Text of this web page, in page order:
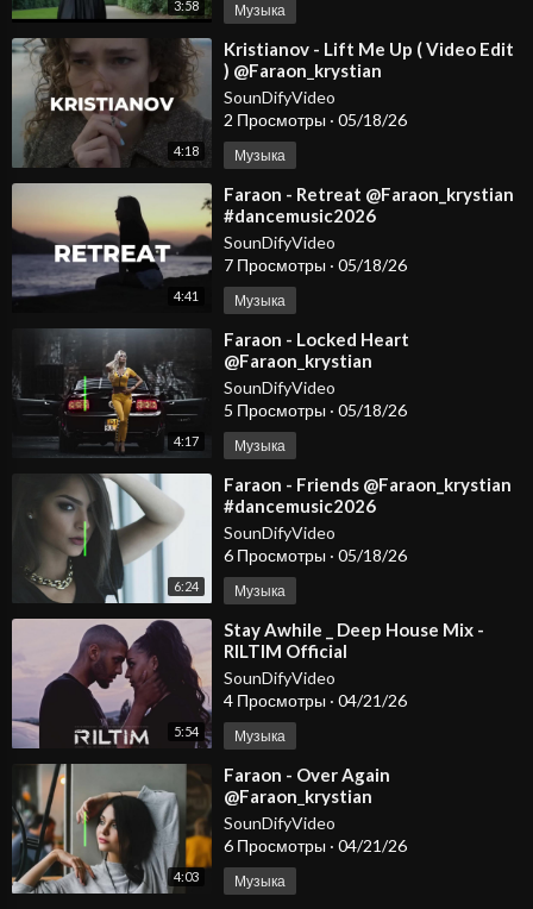
3:58 Музыка
4:18
⁣Kristianov - Lift Me Up ( Video Edit
) @Faraon_krystian
@KristianovOfficial
SounDifyVideo
2 Просмотры · 05/18/26
Музыка
4:41
⁣Faraon - Retreat @Faraon_krystian
#dancemusic2026
#deephousemusic #spotify
#carmusic #edm
SounDifyVideo
7 Просмотры · 05/18/26
Музыка
4:17
⁣Faraon - Locked Heart
@Faraon_krystian
#dancemusic2026
#deephousemusic #spotify
#carmusic #edm
SounDifyVideo
5 Просмотры · 05/18/26
Музыка
6:24
⁣Faraon - Friends @Faraon_krystian
#dancemusic2026
#deephousemusic #spotify
#carmusic #edm
SounDifyVideo
6 Просмотры · 05/18/26
Музыка
5:54
⁣Stay Awhile _ Deep House Mix -
RILTIM Official
SounDifyVideo
4 Просмотры · 04/21/26
Музыка
4:03
⁣Faraon - Over Again
@Faraon_krystian
@KristianovOfficial
SounDifyVideo
6 Просмотры · 04/21/26
Музыка